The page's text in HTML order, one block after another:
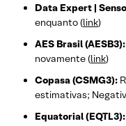
Data Expert |
enquanto (link)
AES Brasil (AESB3):
novamente (link)
Copasa (CSMG3):
estimativas;
Equatorial (EQTL3):